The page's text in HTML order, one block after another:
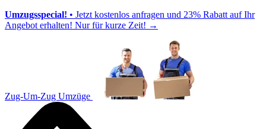
Umzugsspecial! • Jetzt kostenlos anfragen und 23% Rabatt auf Ihr
Angebot erhalten! Nur für kurze Zeit! →
Zug-Um-Zug Umzüge